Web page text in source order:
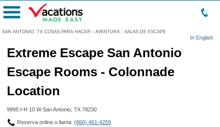
SAN ANTONIO, TX COSAS PARA HACER : AVENTURA : SALAS DE ESCAPE
In English
Menú
Extreme Escape San Antonio
Escape Rooms - Colonnade
Location
9995 I-H 10 W San Antonio, TX 78230
Reserva online o llama: (866) 461-4259